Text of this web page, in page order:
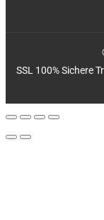
SSL 100% Sichere